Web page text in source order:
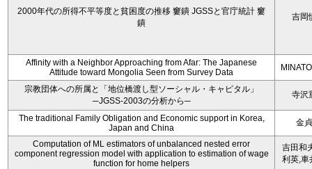
2000年代の所得不平等度と貧困度の推移 窶鐀 JGSSと官庁統計 窶
鐀
吉岡
Affinity with a Neighbor Approaching from Afar: The Japanese
Attitude toward Mongolia Seen from Survey Data
宗教団体への所属と「地位橋渡し型ソーシャル・キャピタル」
─JGSS-2003の分析から─
寺沢
The traditional Family Obligation and Economic support in Korea,
Japan and China
金
Computation of ML estimators of unbalanced nested error
component regression model with application to estimation of wage
function for home helpers
吉田和
利英,車